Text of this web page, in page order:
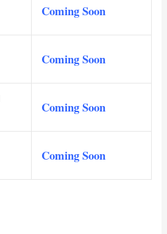
Coming Soon
Coming Soon
Coming Soon
Coming Soon